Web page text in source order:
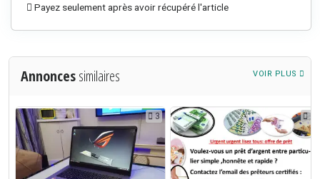
Payez seulement après avoir récupéré l'article
Annoncessimilaires VOIR PLUS
3 1